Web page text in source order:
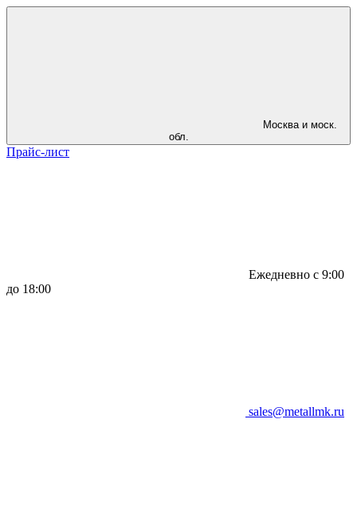
Москва и моск.
обл.
Прайс-лист
Ежедневно с 9:00
до 18:00
sales@metallmk.ru